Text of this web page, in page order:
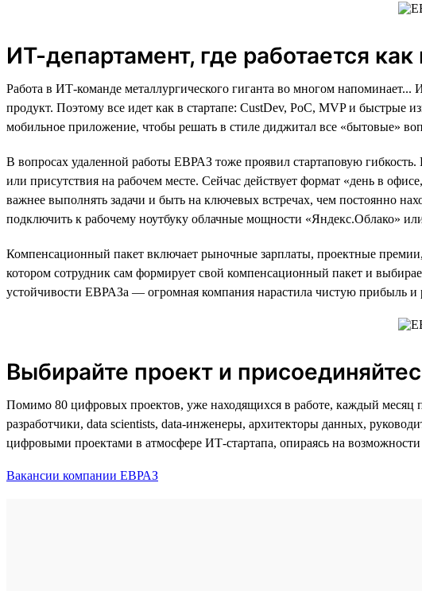
ИТ-департамент, где работается
Работа в ИТ-команде металлургического гиганта во многом
продукт. Поэтому все идет как в стартапе: CustDev, PoC, MVP и быстрые
мобильное приложение, чтобы решать в стиле диджитал все «бытовые»
В вопросах удаленной работы ЕВРАЗ тоже проявил стартаповую
или присутствия на рабочем месте. Сейчас действует формат «день в
важнее выполнять задачи и быть на ключевых встречах, чем постоянно
подключить к рабочему ноутбуку облачные мощности «Яндекс.Облако»
Компенсационный пакет включает рыночные зарплаты, проектные
котором сотрудник сам формирует свой компенсационный пакет и
устойчивости ЕВРАЗа — огромная компания нарастила чистую прибыль
Выбирайте проект и
Помимо 80 цифровых проектов, уже находящихся в работе, каждый месяц
разработчики, data scientists, data-инженеры, архитекторы данных,
цифровыми проектами в атмосфере ИТ-стартапа, опираясь на
Вакансии компании ЕВРАЗ